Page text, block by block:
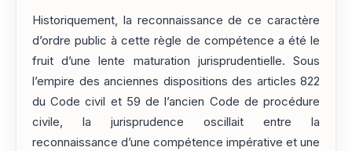
Historiquement, la reconnaissance de ce caractère
d’ordre public à cette règle de compétence a été le
fruit d’une lente maturation jurisprudentielle. Sous
l’empire des anciennes dispositions des articles 822
du Code civil et 59 de l’ancien Code de procédure
civile, la jurisprudence oscillait entre la
reconnaissance d’une compétence impérative et une